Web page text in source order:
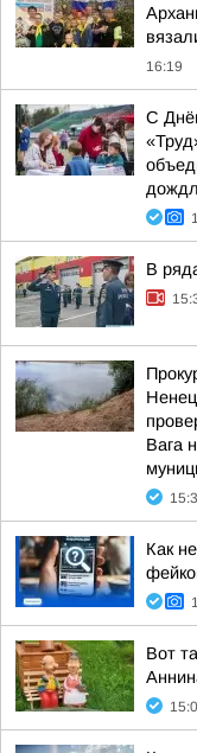
16:19
С
В
Вага
Как
Вот